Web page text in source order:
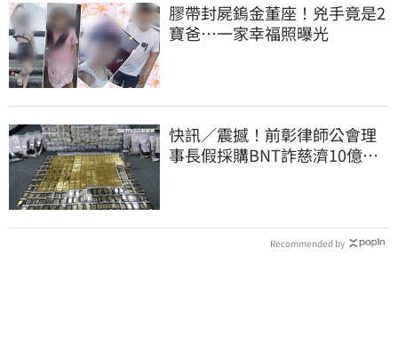
膠帶封屍鎢金董座！兇手竟是2
寶爸…一家幸福照曝光
快訊／震撼！前彰律師公會理
事長假採購BNT詐慈濟10億、
Recommended by